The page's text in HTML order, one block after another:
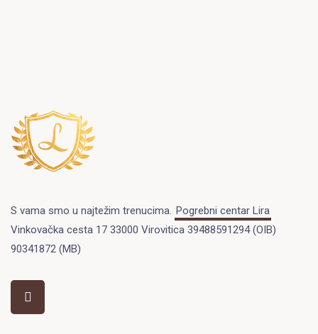
S vama smo u najtežim trenucima. Pogrebni centar Lira
Vinkovačka cesta 17 33000 Virovitica 39488591294 (OIB)
90341872 (MB)